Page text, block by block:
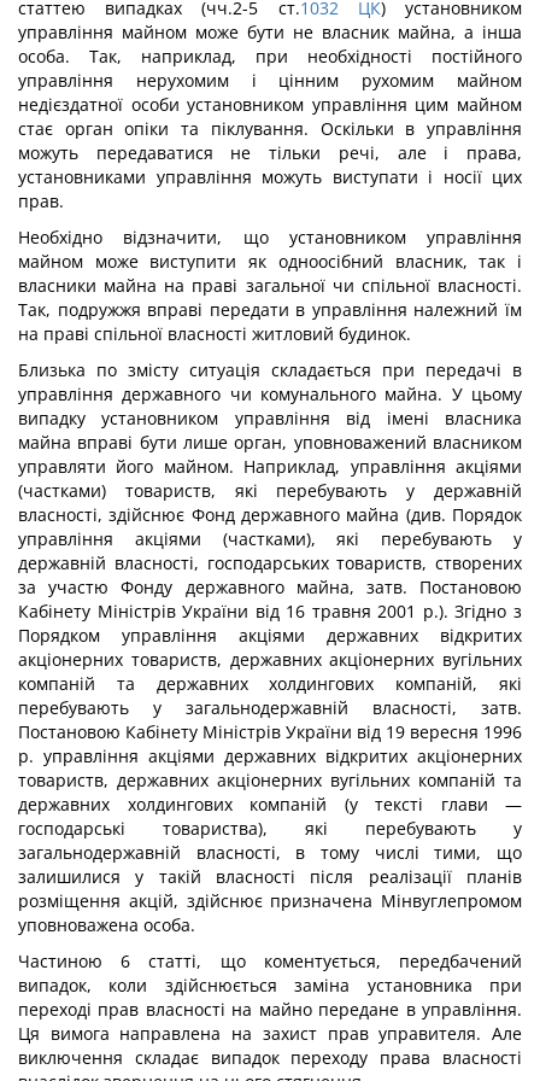
статтею випадках (чч.2-5 ст.1032 ЦК) установником
управління майном може бути не власник майна, а інша
особа. Так, наприклад, при необхідності постійного
управління нерухомим і цінним рухомим майном
недієздатної особи установником управління цим майном
стає орган опіки та піклування. Оскільки в управління
можуть передаватися не тільки речі, але і права,
установниками управління можуть виступати і носії цих
прав.
Необхідно відзначити, що установником управління
майном може виступити як одноосібний власник, так і
власники майна на праві загальної чи спільної власності.
Так, подружжя вправі передати в управління належний їм
на праві спільної власності житловий будинок.
Близька по змісту ситуація складається при передачі в
управління державного чи комунального майна. У цьому
випадку установником управління від імені власника
майна вправі бути лише орган, уповноважений власником
управляти його майном. Наприклад, управління акціями
(частками) товариств, які перебувають у державній
власності, здійснює Фонд державного майна (див. Порядок
управління акціями (частками), які перебувають у
державній власності, господарських товариств, створених
за участю Фонду державного майна, затв. Постановою
Кабінету Міністрів України від 16 травня 2001 p.). Згідно з
Порядком управління акціями державних відкритих
акціонерних товариств, державних акціонерних вугільних
компаній та державних холдингових компаній, які
перебувають у загальнодержавній власності, затв.
Постановою Кабінету Міністрів України від 19 вересня 1996
р. управління акціями державних відкритих акціонерних
товариств, державних акціонерних вугільних компаній та
державних холдингових компаній (у тексті глави —
господарські товариства), які перебувають у
загальнодержавній власності, в тому числі тими, що
залишилися у такій власності після реалізації планів
розміщення акцій, здійснює призначена Мінвуглепромом
уповноважена особа.
Частиною 6 статті, що коментується, передбачений
випадок, коли здійснюється заміна установника при
переході прав власності на майно передане в управління.
Ця вимога направлена на захист прав управителя. Але
виключення складає випадок переходу права власності